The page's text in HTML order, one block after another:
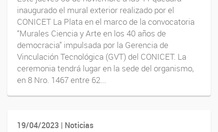
inaugurado el mural exterior realizado por el
CONICET La Plata en el marco de la convocatoria
“Murales Ciencia y Arte en los 40 años de
democracia” impulsada por la Gerencia de
Vinculación Tecnológica (GVT) del CONICET. La
ceremonia tendrá lugar en la sede del organismo,
en 8 Nro. 1467 entre 62...
19/04/2023 | Noticias